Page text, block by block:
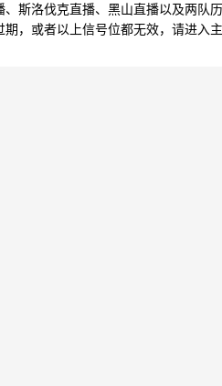
斯洛伐克直播、黑山直播以及两队
，或者以上信号位都无效，请进入